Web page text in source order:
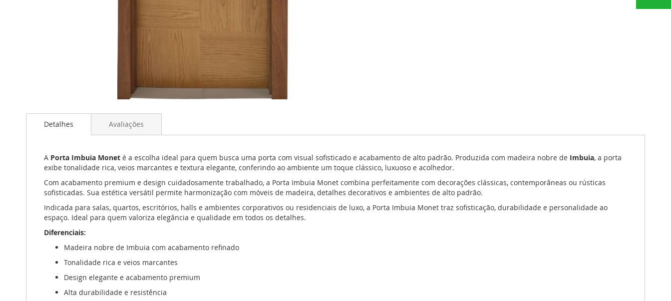
para
Galeria
Detalhes
A Porta Imbuia Monet é a escolha ideal para quem busca uma porta com visual sofisticado e acabamento de alto padrão. Produzida com madeira nobre de Imbuia, a porta
exibe tonalidade rica, veios marcantes e textura elegante, conferindo ao ambiente um toque clássico, luxuoso e acolhedor.
Com acabamento premium e design cuidadosamente trabalhado, a Porta Imbuia Monet combina perfeitamente com decorações clássicas, contemporâneas ou rústicas
sofisticadas. Sua estética versátil permite harmonização com móveis de madeira, detalhes decorativos e ambientes de alto padrão.
Indicada para salas, quartos, escritórios, halls e ambientes corporativos ou residenciais de luxo, a Porta Imbuia Monet traz sofisticação, durabilidade e personalidade ao
espaço. Ideal para quem valoriza elegância e qualidade em todos os detalhes.
Diferenciais:
Madeira nobre de Imbuia com acabamento refinado
Tonalidade rica e veios marcantes
Design elegante e acabamento premium
Alta durabilidade e resistência
Avaliações